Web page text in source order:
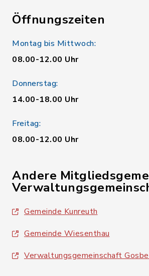
Öffnungszeiten
Montag bis Mittwoch:
08.00-12.00 Uhr
Donnerstag:
14.00-18.00 Uhr
Freitag:
08.00-12.00 Uhr
Andere
Gemeinde Kunreuth
Gemeinde Wiesenthau
Verwaltungsgemeinschaft